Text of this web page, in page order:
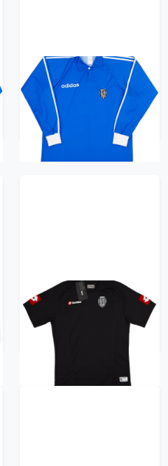
1995-96 Cesena
adidas Training L/S
Shirt - 10/10 - (XXL)
626 kr / £71.99
2005-06 Cesena Away
Shirt (L)
626 kr / £71.99